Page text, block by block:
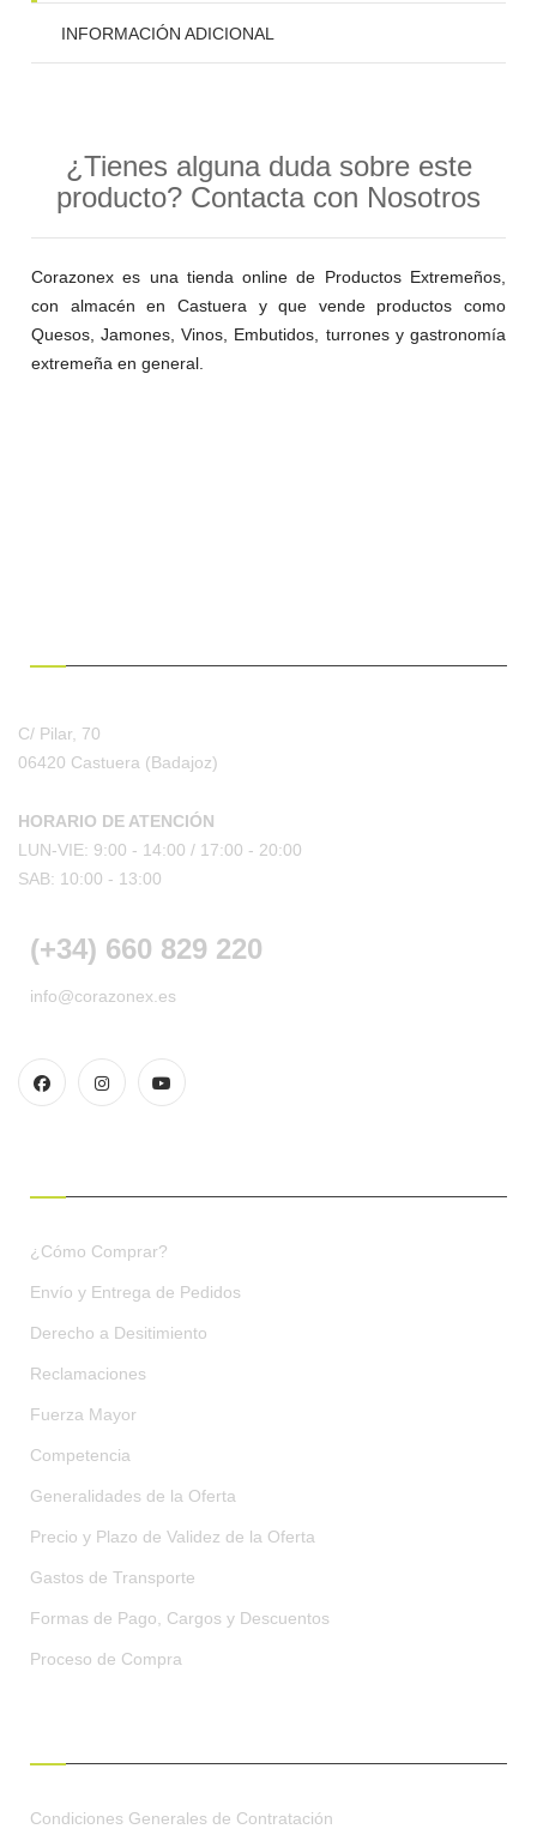
INFORMACIÓN ADICIONAL
¿Tienes alguna duda sobre este
producto? Contacta con Nosotros
Corazonex es una tienda online de Productos Extremeños,
con almacén en Castuera y que vende productos como
Quesos, Jamones, Vinos, Embutidos, turrones y gastronomía
extremeña en general.
C/ Pilar, 70
06420 Castuera (Badajoz)
HORARIO DE ATENCIÓN
LUN-VIE: 9:00 - 14:00 / 17:00 - 20:00
SAB: 10:00 - 13:00
(+34) 660 829 220
info@corazonex.es
¿Cómo Comprar?
Envío y Entrega de Pedidos
Derecho a Desitimiento
Reclamaciones
Fuerza Mayor
Competencia
Generalidades de la Oferta
Precio y Plazo de Validez de la Oferta
Gastos de Transporte
Formas de Pago, Cargos y Descuentos
Proceso de Compra
Condiciones Generales de Contratación